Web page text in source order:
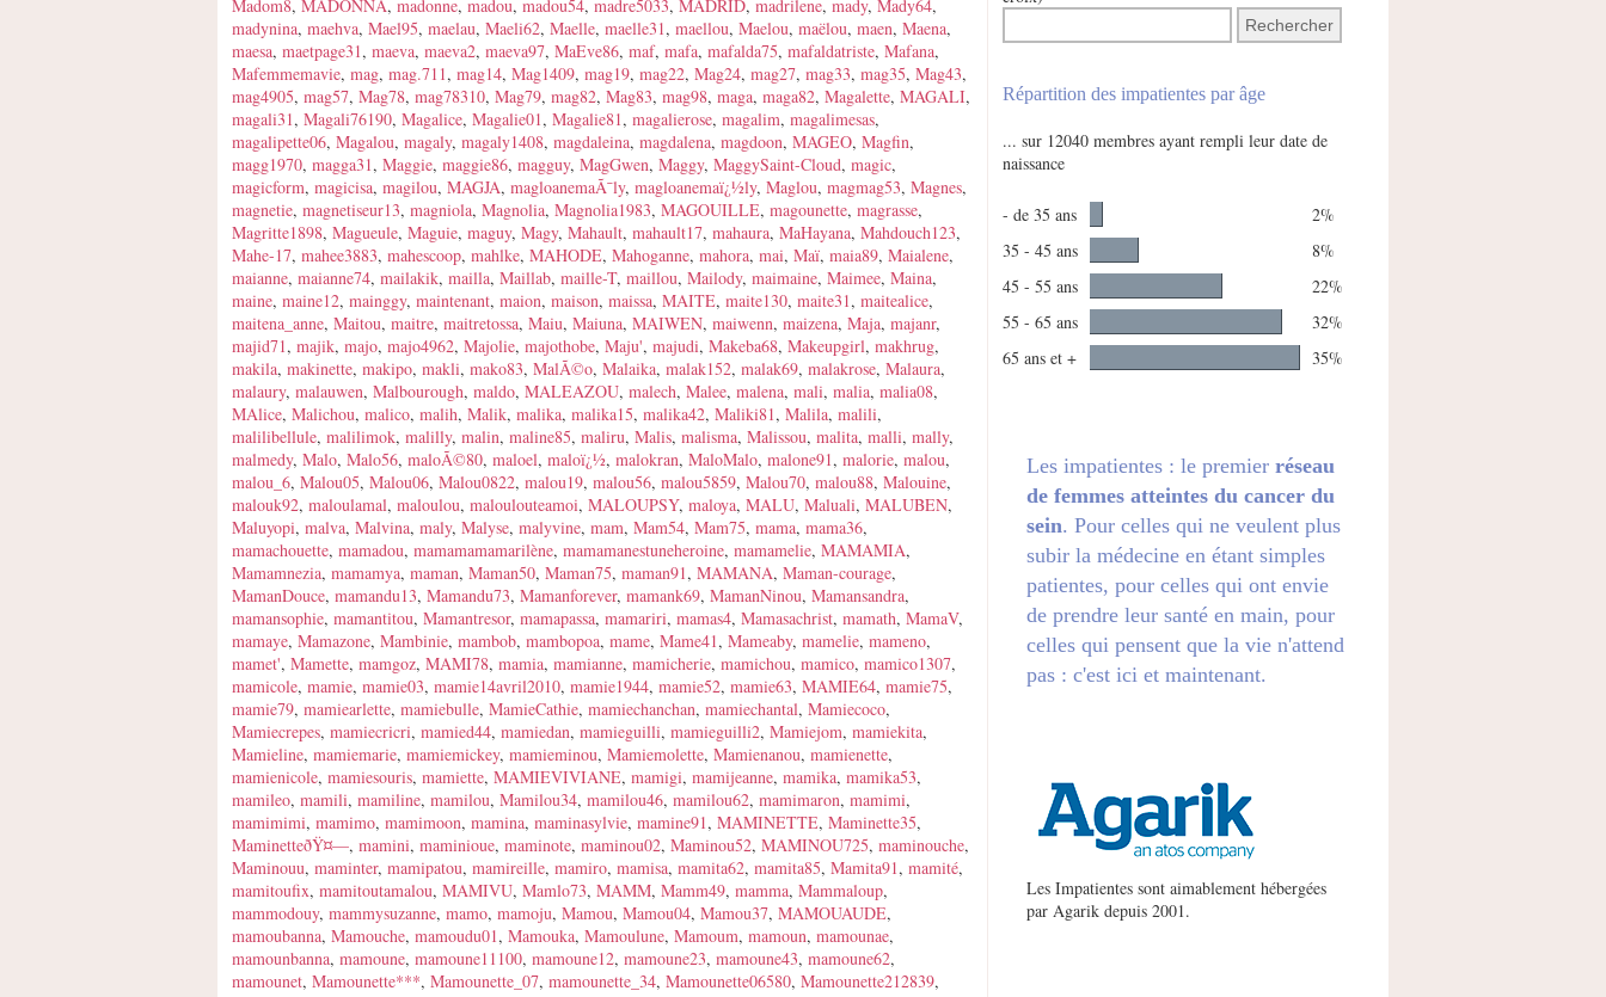
Madom8, MADONNA, madonne, madou, madou54, madre5033, MADRID, madrilene, mady, Mady64,
madynina, maehva, Mael95, maelau, Maeli62, Maelle, maelle31, maellou, Maelou, maëlou, maen, Maena,
maesa, maetpage31, maeva, maeva2, maeva97, MaEve86, maf, mafa, mafalda75, mafaldatriste, Mafana,
Mafemmemavie, mag, mag.711, mag14, Mag1409, mag19, mag22, Mag24, mag27, mag33, mag35, Mag43,
mag4905, mag57, Mag78, mag78310, Mag79, mag82, Mag83, mag98, maga, maga82, Magalette, MAGALI,
magali31, Magali76190, Magalice, Magalie01, Magalie81, magalierose, magalim, magalimesas,
magalipette06, Magalou, magaly, magaly1408, magdaleina, magdalena, magdoon, MAGEO, Magfin,
magg1970, magga31, Maggie, maggie86, magguy, MagGwen, Maggy, MaggySaint-Cloud, magic,
magicform, magicisa, magilou, MAGJA, magloanemaÃ¯ly, magloanemaï¿½ly, Maglou, magmag53, Magnes,
magnetie, magnetiseur13, magniola, Magnolia, Magnolia1983, MAGOUILLE, magounette, magrasse,
Magritte1898, Magueule, Maguie, maguy, Magy, Mahault, mahault17, mahaura, MaHayana, Mahdouch123,
Mahe-17, mahee3883, mahescoop, mahlke, MAHODE, Mahoganne, mahora, mai, Maï, maia89, Maialene,
maianne, maianne74, mailakik, mailla, Maillab, maille-T, maillou, Mailody, maimaine, Maimee, Maina,
maine, maine12, mainggy, maintenant, maion, maison, maissa, MAITE, maite130, maite31, maitealice,
maitena_anne, Maitou, maitre, maitretossa, Maiu, Maiuna, MAIWEN, maiwenn, maizena, Maja, majanr,
majid71, majik, majo, majo4962, Majolie, majothobe, Maju', majudi, Makeba68, Makeupgirl, makhrug,
makila, makinette, makipo, makli, mako83, MalÃ©o, Malaika, malak152, malak69, malakrose, Malaura,
malaury, malauwen, Malbourough, maldo, MALEAZOU, malech, Malee, malena, mali, malia, malia08,
MAlice, Malichou, malico, malih, Malik, malika, malika15, malika42, Maliki81, Malila, malili,
malilibellule, malilimok, malilly, malin, maline85, maliru, Malis, malisma, Malissou, malita, malli, mally,
malmedy, Malo, Malo56, maloÃ©80, maloel, maloï¿½, malokran, MaloMalo, malone91, malorie, malou,
malou_6, Malou05, Malou06, Malou0822, malou19, malou56, malou5859, Malou70, malou88, Malouine,
malouk92, maloulamal, maloulou, maloulouteamoi, MALOUPSY, maloya, MALU, Maluali, MALUBEN,
Maluyopi, malva, Malvina, maly, Malyse, malyvine, mam, Mam54, Mam75, mama, mama36,
mamachouette, mamadou, mamamamamarilène, mamamanestuneheroine, mamamelie, MAMAMIA,
Mamamnezia, mamamya, maman, Maman50, Maman75, maman91, MAMANA, Maman-courage,
MamanDouce, mamandu13, Mamandu73, Mamanforever, mamank69, MamanNinou, Mamansandra,
mamansophie, mamantitou, Mamantresor, mamapassa, mamariri, mamas4, Mamasachrist, mamath, MamaV,
mamaye, Mamazone, Mambinie, mambob, mambopoa, mame, Mame41, Mameaby, mamelie, mameno,
mamet', Mamette, mamgoz, MAMI78, mamia, mamianne, mamicherie, mamichou, mamico, mamico1307,
mamicole, mamie, mamie03, mamie14avril2010, mamie1944, mamie52, mamie63, MAMIE64, mamie75,
mamie79, mamiearlette, mamiebulle, MamieCathie, mamiechanchan, mamiechantal, Mamiecoco,
Mamiecrepes, mamiecricri, mamied44, mamiedan, mamieguilli, mamieguilli2, Mamiejom, mamiekita,
Mamieline, mamiemarie, mamiemickey, mamieminou, Mamiemolette, Mamienanou, mamienette,
mamienicole, mamiesouris, mamiette, MAMIEVIVIANE, mamigi, mamijeanne, mamika, mamika53,
mamileo, mamili, mamiline, mamilou, Mamilou34, mamilou46, mamilou62, mamimaron, mamimi,
mamimimi, mamimo, mamimoon, mamina, maminasylvie, mamine91, MAMINETTE, Maminette35,
MaminetteðŸ¤—, mamini, maminioue, maminote, maminou02, Maminou52, MAMINOU725, maminouche,
Maminouu, maminter, mamipatou, mamireille, mamiro, mamisa, mamita62, mamita85, Mamita91, mamité,
mamitoufix, mamitoutamalou, MAMIVU, Mamlo73, MAMM, Mamm49, mamma, Mammaloup,
mammodouy, mammysuzanne, mamo, mamoju, Mamou, Mamou04, Mamou37, MAMOUAUDE,
mamoubanna, Mamouche, mamoudu01, Mamouka, Mamoulune, Mamoum, mamoun, mamounae,
mamounbanna, mamoune, mamoune11100, mamoune12, mamoune23, mamoune43, mamoune62,
mamounet, Mamounette***, Mamounette_07, mamounette_34, Mamounette06580, Mamounette212839,
Répartition des impatientes par âge
... sur 12040 membres ayant rempli leur date de
naissance
- de 35 ans
2%
35 - 45 ans
8%
45 - 55 ans
22%
55 - 65 ans
32%
65 ans et +
35%
Les impatientes : le premier réseau
de femmes atteintes du cancer du
sein. Pour celles qui ne veulent plus
subir la médecine en étant simples
patientes, pour celles qui ont envie
de prendre leur santé en main, pour
celles qui pensent que la vie n'attend
pas : c'est ici et maintenant.
Les Impatientes sont aimablement hébergées
par Agarik depuis 2001.